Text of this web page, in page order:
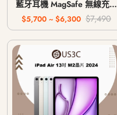
藍牙耳機 MagSafe 無線充電
版 USB-C
$5,700 ~ $6,300 $7,490